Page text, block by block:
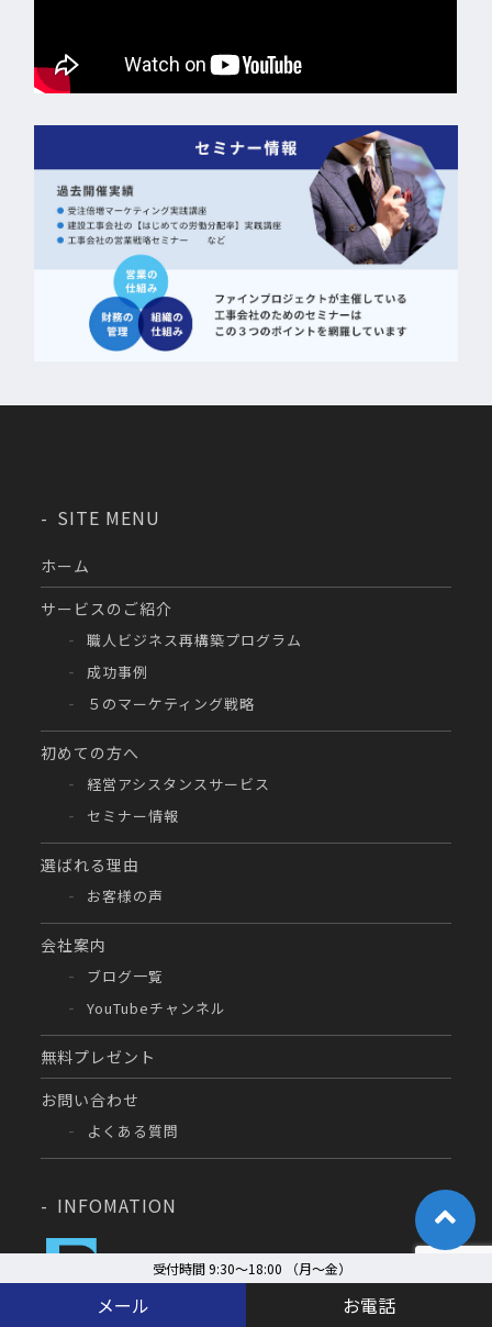
受付時間 9:30～18:00 （月〜金）
SITE MENU
ホーム
サービスのご紹介
職人ビジネス再構築プログラム
成功事例
５のマーケティング戦略
初めての方へ
経営アシスタンスサービス
セミナー情報
選ばれる理由
お客様の声
会社案内
ブログ一覧
YouTubeチャンネル
無料プレゼント
お問い合わせ
よくある質問
INFOMATION